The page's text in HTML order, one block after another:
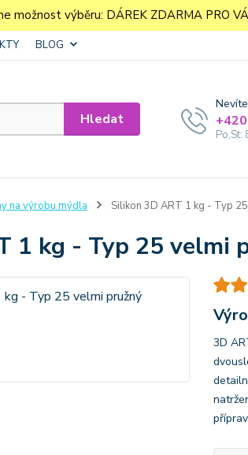
možnost výběru: DÁREK ZDARMA PRO
BLOG
Hledat
Po,St:
na výrobu mýdla Silikon 3D ART 1 kg - Typ
1 kg - Typ 25 velmi
3D